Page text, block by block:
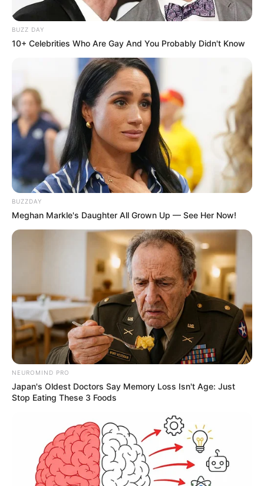
BUZZ DAY
10+ Celebrities Who Are Gay And You Probably Didn't Know
BUZZDAY
Meghan Markle's Daughter All Grown Up — See Her Now!
NEUROMIND PRO
Japan's Oldest Doctors Say Memory Loss Isn't Age: Just
Stop Eating These 3 Foods